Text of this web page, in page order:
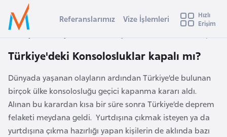
Ülke Seçimi
Başvuru yapmak istediğiniz ülkeyi seçin
Üye
Girişi
Referanslarımız Vize İşlemleri
Hızlı
Erişim
Anasayfa
Türkiye'deki Konsolosluklar kapalı mı?
Dünyada yaşanan olayların ardından Türkiye’de bulunan
birçok ülke konsolosluğu geçici kapanma kararı aldı.
Alınan bu karardan kısa bir süre sonra Türkiye’de deprem
felaketi meydana geldi. Yurtdışına çıkmak isteyen ya da
yurtdışına çıkma hazırlığı yapan kişilerin de aklında bazı
s
t
a
y
a
A